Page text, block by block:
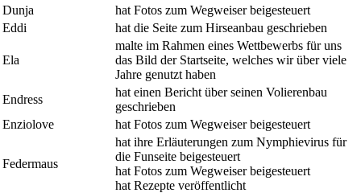
Dunja
hat Fotos zum Wegweiser beigesteuert
Eddi
hat die Seite zum Hirseanbau geschrieben
Ela
malte im Rahmen eines Wettbewerbs für uns
das Bild der Startseite, welches wir über viele
Jahre genutzt haben
Endress
hat einen Bericht über seinen Volierenbau
geschrieben
Enziolove
hat Fotos zum Wegweiser beigesteuert
Federmaus
hat ihre Erläuterungen zum Nymphievirus für
die Funseite beigesteuert
hat Fotos zum Wegweiser beigesteuert
hat Rezepte veröffentlicht